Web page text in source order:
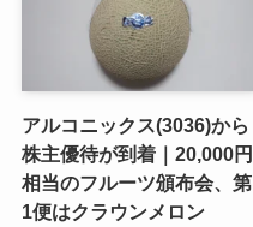
アルコニックス(3036)から
株主優待が到着｜20,000円
相当のフルーツ頒布会、第
1便はクラウンメロン